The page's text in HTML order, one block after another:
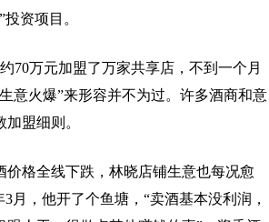
资项目。
70万元加盟了万家共享店，不到一个月
意火爆”来形容并不为过。许多酒商和意
盟细则。
价格全线下跌，林晓店铺生意也每况愈
月，他开了个鱼塘，“卖酒基本没利润，